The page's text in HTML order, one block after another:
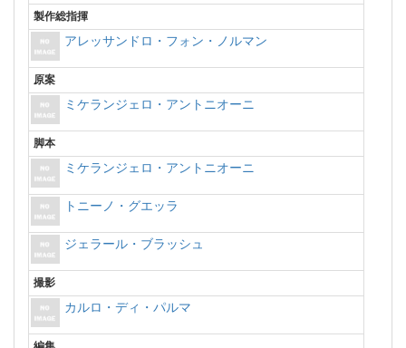
製作総指揮
アレッサンドロ・フォン・ノルマン
原案
ミケランジェロ・アントニオーニ
脚本
ミケランジェロ・アントニオーニ
トニーノ・グエッラ
ジェラール・ブラッシュ
撮影
カルロ・ディ・パルマ